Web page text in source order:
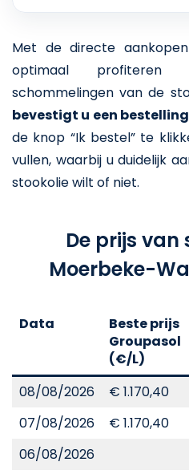
Met de directe
optimaal
schommelingen van de
bevestigt u een
de knop “Ik bestel” te
vullen, waarbij u duidelijk
stookolie wilt of niet.
De prijs van
Moerbeke-
Data
Beste prijs
Groupasol
(€/L)
08/08/2026
€ 1.170,40
07/08/2026
€ 1.170,40
06/08/2026